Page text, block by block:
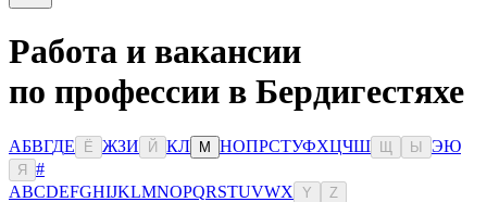
Работа и вакансии
по профессии в Бердигестяхе
АБВГДЕ Ё ЖЗИ Й КЛ М НОПРСТУФХЦЧШ Ы ЭЮ
Я
#
ABCDEFGHIJKLMNOPQRSTUVWX Y Z